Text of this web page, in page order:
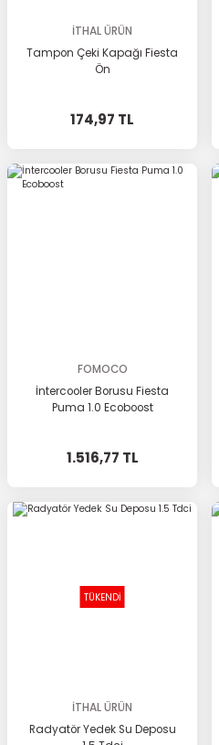
İTHAL ÜRÜN
Tampon Çeki Kapağı Fiesta
Ön
174,97 TL
FOMOCO
İntercooler Borusu Fiesta
Puma 1.0 Ecoboost
1.516,77 TL
TÜKENDİ
İTHAL ÜRÜN
Radyatör Yedek Su Deposu